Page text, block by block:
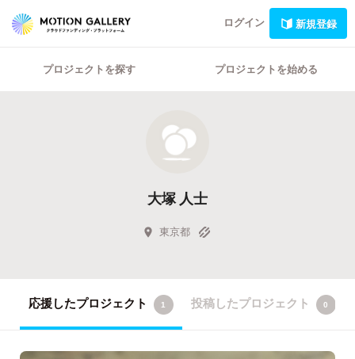
ログイン 新規登録
プロジェクトを探す プロジェクトを始める
大塚 人士
東京都
応援したプロジェクト 1 投稿したプロジェクト 0